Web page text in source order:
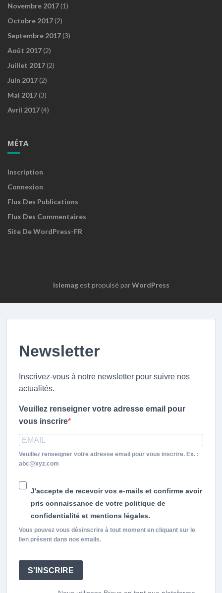
Novembre 2017 (1)
Octobre 2017 (2)
Septembre 2017 (3)
Août 2017 (2)
Juillet 2017 (2)
Juin 2017 (2)
Mai 2017 (3)
Avril 2017 (4)
MÉTA
Inscription
Connexion
Flux Des Publications
Flux Des Commentaires
Site De WordPress-FR
Islemagest propulsé parWordPress
Newsletter
Inscrivez-vous à notre newsletter pour suivre nos
actualités.
Veuillez renseigner votre adresse email pour
vous inscrire
Veuillez renseigner votre adresse email pour vous inscrire. Ex. :
abc@xyz.com
J'accepte de recevoir vos e-mails et confirme avoir
pris connaissance de votre politique de
confidentialité et mentions légales.
Vous pouvez vous désinscrire à tout moment en cliquant sur le
lien présent dans nos emails.
S'INSCRIRE